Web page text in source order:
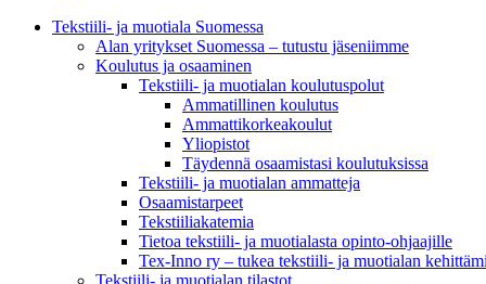
Tekstiili- ja muotiala Suomessa
Alan yritykset Suomessa – tutustu jäseniimme
Koulutus ja osaaminen
Tekstiili- ja muotialan koulutuspolut
Ammatillinen koulutus
Ammattikorkeakoulut
Yliopistot
Täydennä osaamistasi koulutuksissa
Tekstiili- ja muotialan ammatteja
Osaamistarpeet
Tekstiiliakatemia
Tietoa tekstiili- ja muotialasta opinto-ohjaajille
Tex-Inno ry – tukea tekstiili- ja muotialan
Tekstiili- ja muotialan tilastot